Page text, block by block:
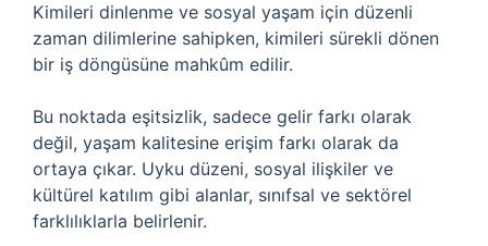
Kimileri dinlenme ve sosyal yaşam için düzenli
zaman dilimlerine sahipken, kimileri sürekli dönen
bir iş döngüsüne mahkûm edilir.
Bu noktada eşitsizlik, sadece gelir farkı olarak
değil, yaşam kalitesine erişim farkı olarak da
ortaya çıkar. Uyku düzeni, sosyal ilişkiler ve
kültürel katılım gibi alanlar, sınıfsal ve sektörel
farklılıklarla belirlenir.